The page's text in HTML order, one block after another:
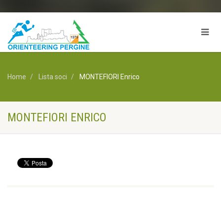
Home Lista soci MONTEFIORI Enrico
MONTEFIORI ENRICO